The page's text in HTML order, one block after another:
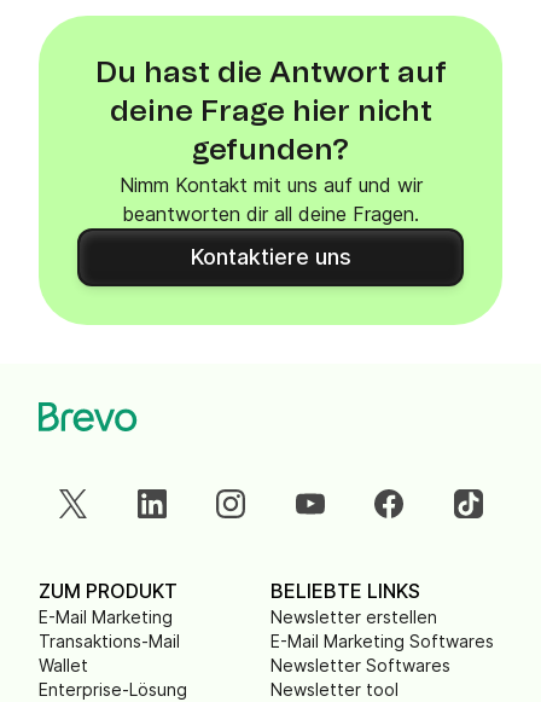
Du hast die Antwort auf
deine Frage hier nicht
gefunden?
Nimm Kontakt mit uns auf und wir
beantworten dir all deine Fragen.
Kontaktiere uns
ZUM PRODUKT
E-Mail Marketing
Transaktions-Mail
Wallet
Enterprise-Lösung
BELIEBTE LINKS
Newsletter erstellen
E-Mail Marketing Softwares
Newsletter Softwares
Newsletter tool